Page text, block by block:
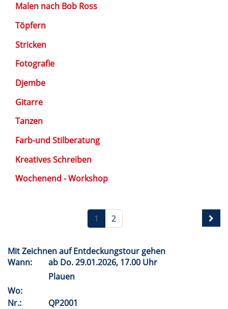
Malen nach Bob Ross
Töpfern
Stricken
Fotografie
Djembe
Gitarre
Tanzen
Farb-und Stilberatung
Kreatives Schreiben
Wochenend - Workshop
1 2
Mit Zeichnen auf Entdeckungstour gehen
Wann:
ab Do.29.01.2026, 17.00 Uhr
Plauen
Wo:
Nr.:
QP2001